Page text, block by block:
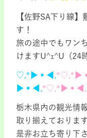
【佐野SA下り線
す！
旅の途中でもワン
けますU^ｪ^U（24
♡,*▶▪◀,
▶▪◀, *♡,*▶▪◀,
栃木県内の観光情
取り揃えておりま
是非お立ち寄り下